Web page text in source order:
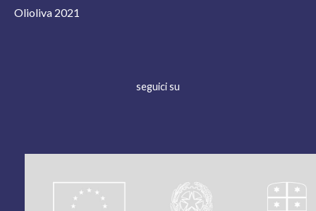
Olioliva 2021
seguici su